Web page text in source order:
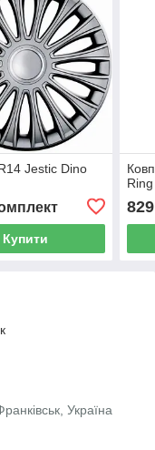
Jestic Dino
Купити
Ring
829
Україна